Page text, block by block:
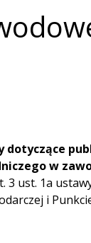
dotyczące
w
3 ust. 1a
i